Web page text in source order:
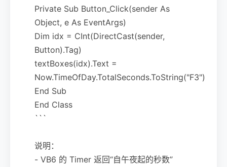
Private Sub Button_Click(sender As
Object, e As EventArgs)
Dim idx = CInt(DirectCast(sender,
Button).Tag)
textBoxes(idx).Text =
Now.TimeOfDay.TotalSeconds.ToString("F3")
End Sub
End Class
```
说明：
- VB6 的 Timer 返回“自午夜起的秒数”